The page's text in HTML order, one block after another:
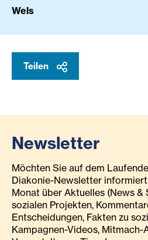
Wels
Teilen
Newsletter
Möchten Sie auf dem
Diakonie-Newsletter
Monat über Aktuelles (News &
sozialen Projekten,
Entscheidungen, Fakten zu
Kampagnen-Videos, Mitmach-